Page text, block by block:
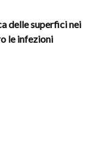
delle superfici nei
le infezioni